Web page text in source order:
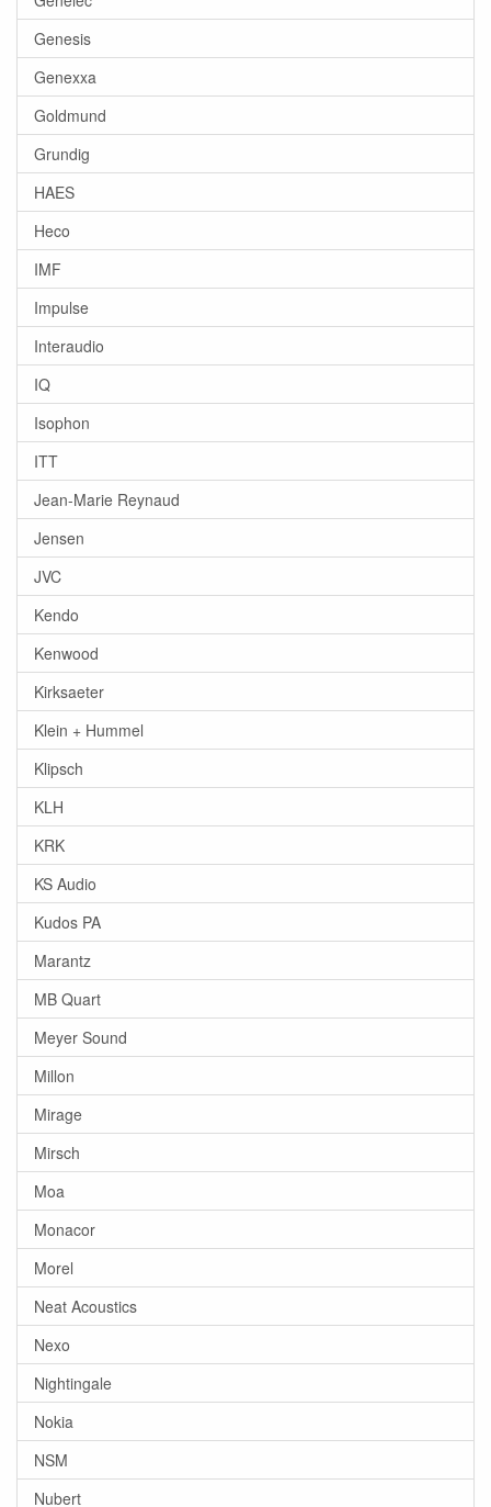
Genesis
Genexxa
Goldmund
Grundig
HAES
Heco
IMF
Impulse
Interaudio
IQ
Isophon
ITT
Jean-Marie Reynaud
Jensen
JVC
Kendo
Kenwood
Kirksaeter
Klein + Hummel
Klipsch
KLH
KRK
KS Audio
Kudos PA
Marantz
MB Quart
Meyer Sound
Millon
Mirage
Mirsch
Moa
Monacor
Morel
Neat Acoustics
Nexo
Nightingale
Nokia
NSM
Nubert